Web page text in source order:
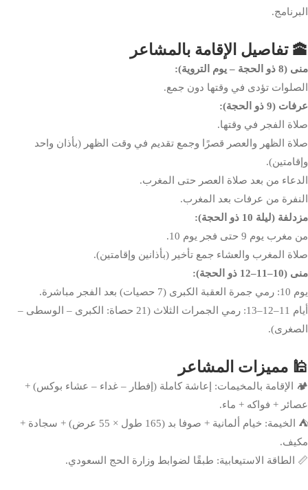
البرنامج.
🕋 تفاصيل الإقامة بالمشاعر
منى (8 ذو الحجة – يوم التروية):
الصلوات تؤدى في وقتها دون جمع.
عرفات (9 ذو الحجة):
صلاة الفجر في وقتها.
صلاة الظهر والعصر قصرًا وجمع تقديم في وقت الظهر (بأذان واحد
وإقامتين).
الدعاء من بعد صلاة العصر حتى المغرب.
النفرة من عرفات بعد المغرب.
مزدلفة (ليلة 10 ذو الحجة):
من مغرب يوم 9 حتى فجر يوم 10.
صلاة المغرب والعشاء جمع تأخير (بأذانين وإقامتين).
منى (10–11–12 ذو الحجة):
يوم 10: رمي جمرة العقبة الكبرى (7 حصيات) بعد الفجر مباشرة.
أيام 11–12–13: رمي الجمرات الثلاث (21 حصاة: الكبرى – الوسطى –
الصغرى).
🕌 مميزات المشاعر
🏕️ الإقامة بالمخيمات: إعاشة كاملة (إفطار – غداء – عشاء بوكس) +
عصائر + فواكه + ماء.
⛺ الخيمة: خيام ألمانية + صوفا بد (165 طول × 55 عرض) + سجادة +
مكيف.
📏 الطاقة الاستيعابية: طبقًا لضوابط وزارة الحج السعودي.